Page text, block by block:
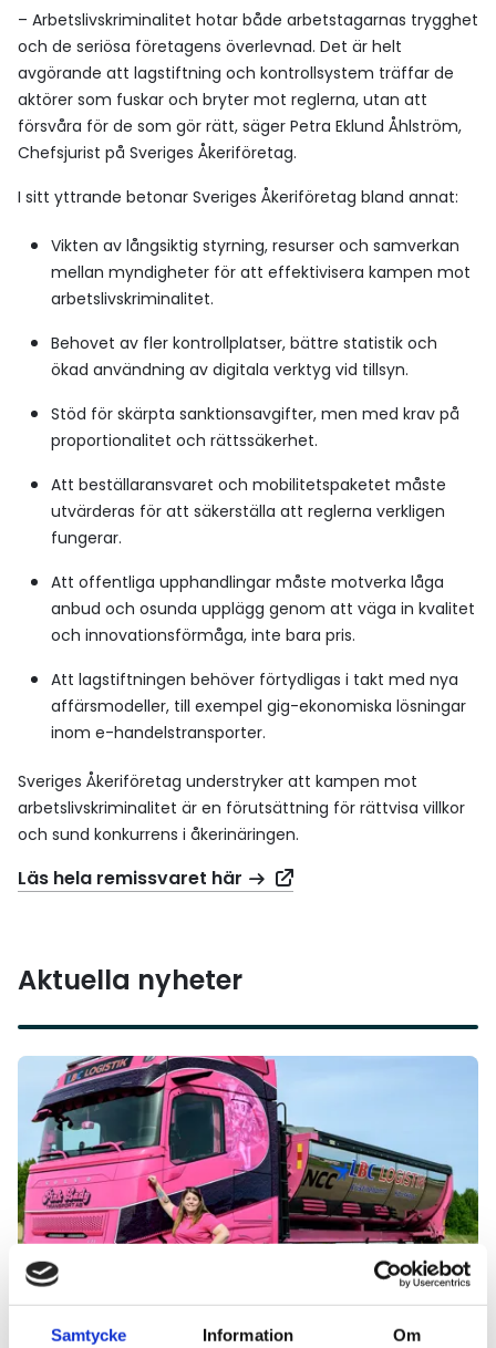
Samtycke Information Om
– Arbetslivskriminalitet hotar både arbetstagarnas trygghet
och de seriösa företagens överlevnad. Det är helt
avgörande att lagstiftning och kontrollsystem träffar de
aktörer som fuskar och bryter mot reglerna, utan att
försvåra för de som gör rätt, säger Petra Eklund Åhlström,
Chefsjurist på Sveriges Åkeriföretag.
I sitt yttrande betonar Sveriges Åkeriföretag bland annat:
Vikten av långsiktig styrning, resurser och samverkan
mellan myndigheter för att effektivisera kampen mot
arbetslivskriminalitet.
Behovet av fler kontrollplatser, bättre statistik och
ökad användning av digitala verktyg vid tillsyn.
Stöd för skärpta sanktionsavgifter, men med krav på
proportionalitet och rättssäkerhet.
Att beställaransvaret och mobilitetspaketet måste
utvärderas för att säkerställa att reglerna verkligen
fungerar.
Att offentliga upphandlingar måste motverka låga
anbud och osunda upplägg genom att väga in kvalitet
och innovationsförmåga, inte bara pris.
Att lagstiftningen behöver förtydligas i takt med nya
affärsmodeller, till exempel gig-ekonomiska lösningar
inom e-handelstransporter.
Sveriges Åkeriföretag understryker att kampen mot
arbetslivskriminalitet är en förutsättning för rättvisa villkor
och sund konkurrens i åkerinäringen.
Läs hela remissvaret här
Aktuella nyheter
Läs mer